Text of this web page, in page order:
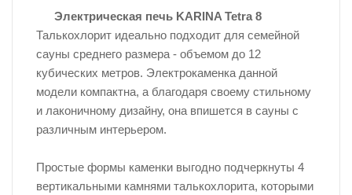
Электрическая печь KARINA Tetra 8
Талькохлорит идеально подходит для семейной
сауны среднего размера - объемом до 12
кубических метров. Электрокаменка данной
модели компактна, а благодаря своему стильному
и лаконичному дизайну, она впишется в сауны с
различным интерьером.
Простые формы каменки выгодно подчеркнуты 4
вертикальными камнями талькохлорита, которыми